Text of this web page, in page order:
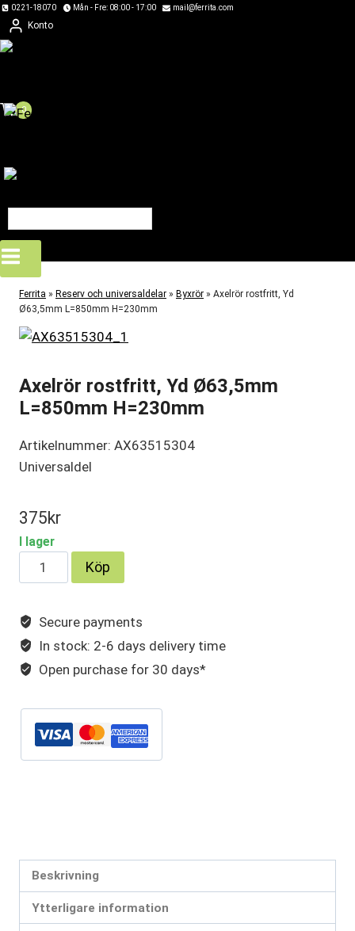
Skip
to
content
0221-18070 Mån - Fre: 08:00 - 17:00 mail@ferrita.com
Konto
0
Ferrita » Reserv och universaldelar » Byxrör » Axelrör rostfritt, Yd
Ø63,5mm L=850mm H=230mm
Axelrör rostfritt, Yd Ø63,5mm
L=850mm H=230mm
Artikelnummer: AX63515304
Universaldel
375kr
I lager
Axelrör
rostfritt,
Ø63,5mm
L=850mm
H=230mm
Köp
Secure payments
In stock: 2-6 days delivery time
Open purchase for 30 days*
Beskrivning
Ytterligare information